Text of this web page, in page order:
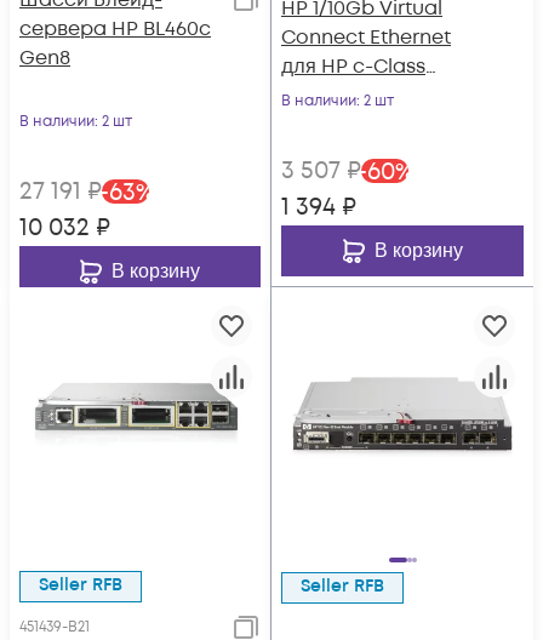
сервера HP BL460c
Gen8
В наличии: 2 шт
27 191 ₽-63%
10 032 ₽
В корзину
HP 1/10Gb Virtual
Connect Ethernet
для HP c-Class
блейд-систем
В наличии: 2 шт
3 507 ₽-60%
1 394 ₽
В корзину
Seller RFB
451439-B21
Seller RFB